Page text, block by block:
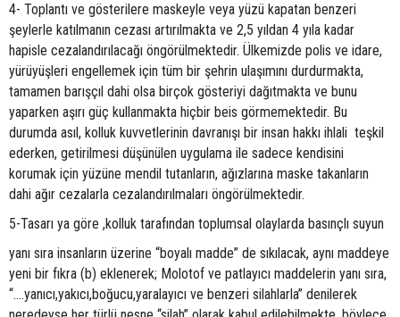
4- Toplantı ve gösterilere maskeyle veya yüzü kapatan benzeri
şeylerle katılmanın cezası artırılmakta ve 2,5 yıldan 4 yıla kadar
hapisle cezalandırılacağı öngörülmektedir. Ülkemizde polis ve idare,
yürüyüşleri engellemek için tüm bir şehrin ulaşımını durdurmakta,
tamamen barışçıl dahi olsa birçok gösteriyi dağıtmakta ve bunu
yaparken aşırı güç kullanmakta hiçbir beis görmemektedir. Bu
durumda asıl, kolluk kuvvetlerinin davranışı bir insan hakkı ihlali teşkil
ederken, getirilmesi düşünülen uygulama ile sadece kendisini
korumak için yüzüne mendil tutanların, ağızlarına maske takanların
dahi ağır cezalarla cezalandırılmaları öngörülmektedir.
5-Tasarı ya göre ,kolluk tarafından toplumsal olaylarda basınçlı suyun
yanı sıra insanların üzerine “boyalı madde” de sıkılacak, aynı maddeye
yeni bir fıkra (b) eklenerek; Molotof ve patlayıcı maddelerin yanı sıra,
“….yanıcı,yakıcı,boğucu,yaralayıcı ve benzeri silahlarla” denilerek